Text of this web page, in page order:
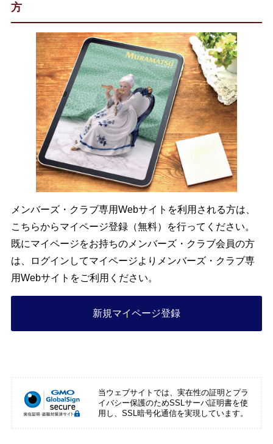
方
メンバーズ・クラブ専用Webサイトを利用される方は、
こちらからマイページ登録（無料）を行ってください。
既にマイページをお持ちのメンバーズ・クラブ会員の方
は、ログインしてマイページよりメンバーズ・クラブ専
用Webサイトをご利用ください。
新規マイページ登録
当ウェブサイトでは、実在性の証明とプラ
イバシー保護のためSSLサーバ証明書を使
用し、SSL暗号化通信を実現しています。